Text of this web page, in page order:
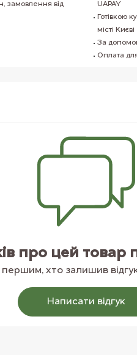
замовлення від
UAPAY
Готівкою
місті Києві
За
Оплата
про цей товар
хто залишив
Написати вiдгук